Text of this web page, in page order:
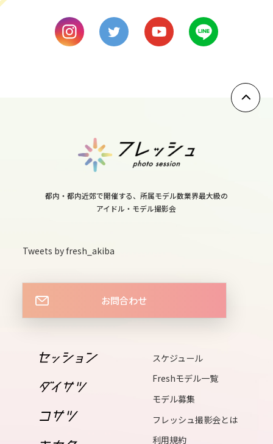
11
fri
17
18
fri
20
sun
mon
都内・都内近郊で開催する、所属モデル数業界最大級の
アイドル・モデル撮影会
Tweets by fresh_akiba
お問合わせ
スケジュール
Freshモデル一覧
モデル募集
フレッシュ撮影会とは
利用規約